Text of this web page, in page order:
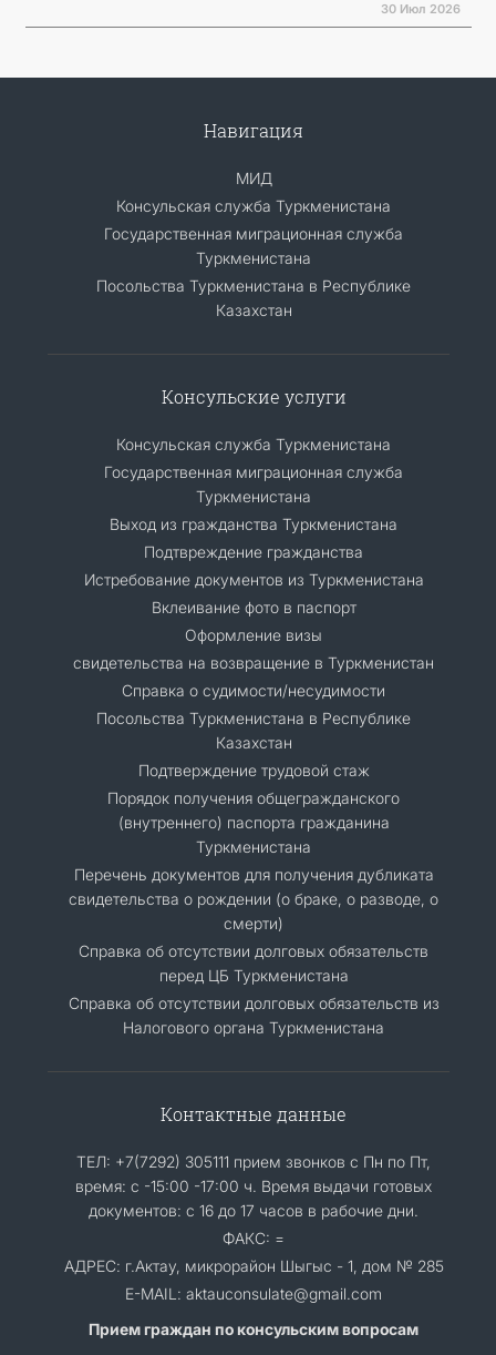
30 Июл 2026
Навигация
МИД
Консульская служба Туркменистана
Государственная миграционная служба
Туркменистана
Посольства Туркменистана в Республике
Казахстан
Консульские услуги
Консульская служба Туркменистана
Государственная миграционная служба
Туркменистана
Выход из гражданства Туркменистана
Подтвреждение гражданства
Истребование документов из Туркменистана
Вклеивание фото в паспорт
Оформление визы
свидетельства на возвращение в Туркменистан
Справка о судимости/несудимости
Посольства Туркменистана в Республике
Казахстан
Подтверждение трудовой стаж
Порядок получения общегражданского
(внутреннего) паспорта гражданина
Туркменистана
Перечень документов для получения дубликата
свидетельства о рождении (о браке, о разводе, о
смерти)
Справка об отсутствии долговых обязательств
перед ЦБ Туркменистана
Справка об отсутствии долговых обязательств из
Налогового органа Туркменистана
Контактные данные
ТЕЛ: +7(7292) 305111 прием звонков с Пн по Пт,
время: с -15:00 -17:00 ч. Время выдачи готовых
документов: с 16 до 17 часов в рабочие дни.
ФАКС: =
АДРЕС: г.Актау, микрорайон Шыгыс - 1, дом № 285
E-MAIL: aktauconsulate@gmail.com
Прием граждан по консульским вопросам